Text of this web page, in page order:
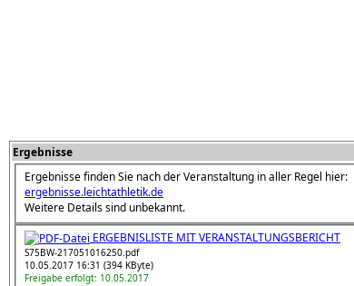
Ergebnisse
Ergebnisse finden Sie nach der Veranstaltung in aller Regel hier:
ergebnisse.leichtathletik.de
Weitere Details sind unbekannt.
ERGEBNISLISTE MIT VERANSTALTUNGSBERICHT
S75BW-217051016250.pdf
10.05.2017 16:31 (394 KByte)
Freigabe erfolgt: 10.05.2017